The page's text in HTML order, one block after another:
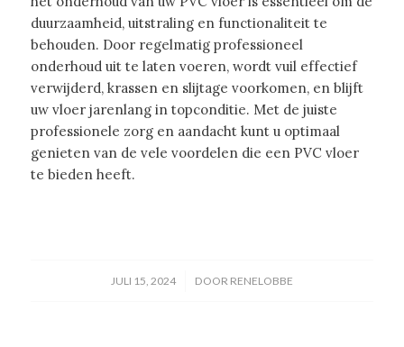
duurzaamheid, uitstraling en functionaliteit te
behouden. Door regelmatig professioneel
onderhoud uit te laten voeren, wordt vuil effectief
verwijderd, krassen en slijtage voorkomen, en blijft
uw vloer jarenlang in topconditie. Met de juiste
professionele zorg en aandacht kunt u optimaal
genieten van de vele voordelen die een PVC vloer
te bieden heeft.
JULI 15, 2024
/ DOOR RENELOBBE